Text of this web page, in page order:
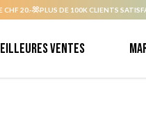
CHF 20.- PLUS DE 100K CLIENTS
ventes